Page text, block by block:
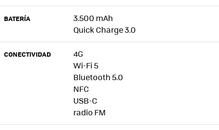
BATERÍA
3.500 mAh
Quick Charge 3.0
CONECTIVIDAD
4G
Wi-Fi 5
Bluetooth 5.0
NFC
USB-C
radio FM